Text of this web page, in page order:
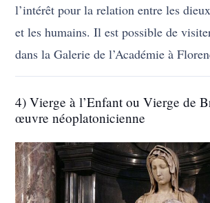
l’intérêt pour la relation entre les
et les humains. Il est possible de
dans la Galerie de l’Académie à
4) Vierge à l’Enfant ou Vierge de
œuvre néoplatonicienne